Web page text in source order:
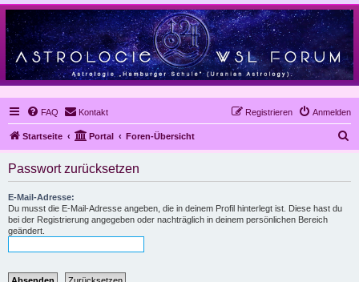
FAQ Kontakt Anmelden
Registrieren
Startseite Portal Foren-Übersicht
Passwort zurücksetzen
E-Mail-Adresse:
Du musst die E-Mail-Adresse angeben, die in deinem Profil hinterlegt ist. Diese hast du
bei der Registrierung angegeben oder nachträglich in deinem persönlichen Bereich
geändert.